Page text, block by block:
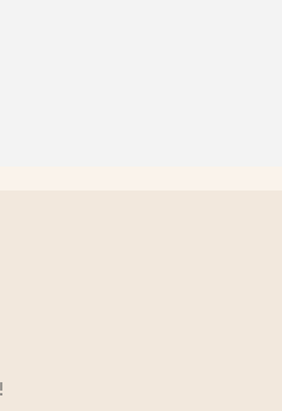
فقط اترك بريدك الإلكتروني أو رقم هاتفك في نموذج الاتصال حتى نتمكن من إرسال عرض أسعار مجاني لنا لمجموعة واسعة من التصاميم!